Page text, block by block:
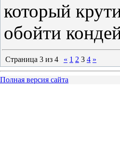
который
обойти
Страница 3 из 4 « 1 2 3 4 »
Полная версия сайта